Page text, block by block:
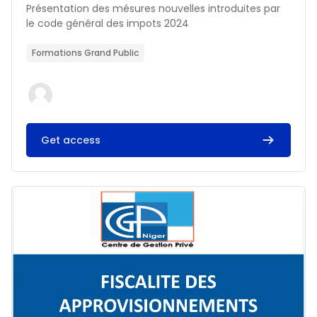
Résumé du cours :
Présentation des mésures nouvelles introduites par
le code général des impots 2024
Formations Grand Public
Get access
Image du cours FISCALITE DES APPROVISIONNEMENTS